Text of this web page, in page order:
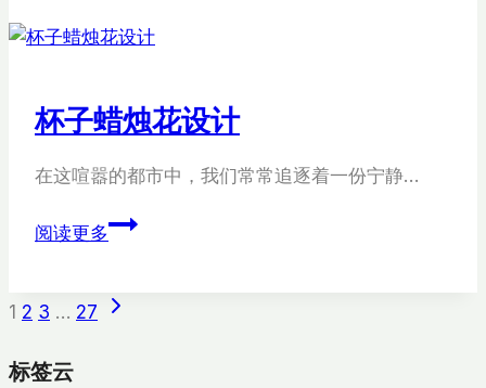
装
样
杯子蜡烛花设计
在这喧嚣的都市中，我们常常追逐着一份宁静…
阅读更多杯
烛
页
面
1 2 3 … 27
Next
标签云